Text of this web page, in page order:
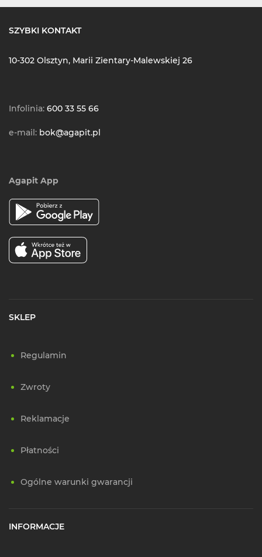
SZYBKI KONTAKT
10-302 Olsztyn, Marii Zientary-Malewskiej 26
Infolinia: 600 33 55 66
e-mail: bok@agapit.pl
Agapit App
SKLEP
Regulamin
Zwroty
Reklamacje
Płatności
Ogólne warunki gwarancji
INFORMACJE